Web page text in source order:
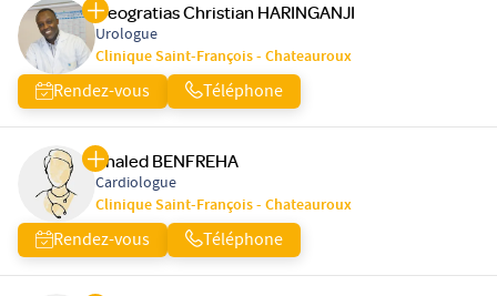
Deogratias Christian HARINGANJI
Urologue
Clinique Saint-François - Chateauroux
Rendez-vous Téléphone
Khaled BENFREHA
Cardiologue
Clinique Saint-François - Chateauroux
Rendez-vous Téléphone